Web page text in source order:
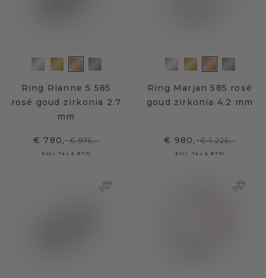
Ring Rianne 5 585
rosé goud zirkonia 2.7
mm
€ 780,-€ 975,-
Excl. Tax & BTW
Ring Marjan 585 rosé
goud zirkonia 4.2 mm
€ 980,-€ 1.225,-
Excl. Tax & BTW